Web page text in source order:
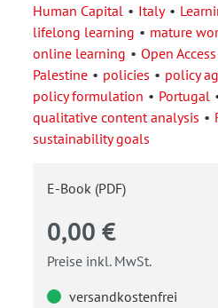
Human Capital
Italy
lifelong learning
mature
online learning
Open Access
Palestine
policies policy
policy formulation
Portugal
qualitative content analysis
sustainability goals
E-Book (PDF)
0,00 €
Preise inkl. MwSt.
versandkostenfrei